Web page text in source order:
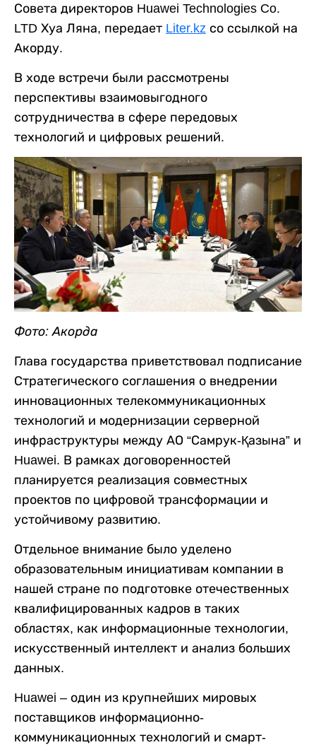
Совета директоров Huawei Technologies Co.
LTD Хуа Ляна, передает Liter.kz со ссылкой на
Акорду.
В ходе встречи были рассмотрены
перспективы взаимовыгодного
сотрудничества в сфере передовых
технологий и цифровых решений.
Фото: Акорда
Глава государства приветствовал подписание
Стратегического соглашения о внедрении
инновационных телекоммуникационных
технологий и модернизации серверной
инфраструктуры между АО “Самрук-Қазына” и
Huawei. В рамках договоренностей
планируется реализация совместных
проектов по цифровой трансформации и
устойчивому развитию.
Отдельное внимание было уделено
образовательным инициативам компании в
нашей стране по подготовке отечественных
квалифицированных кадров в таких
областях, как информационные технологии,
искусственный интеллект и анализ больших
данных.
Huawei – один из крупнейших мировых
поставщиков информационно-
коммуникационных технологий и смарт-